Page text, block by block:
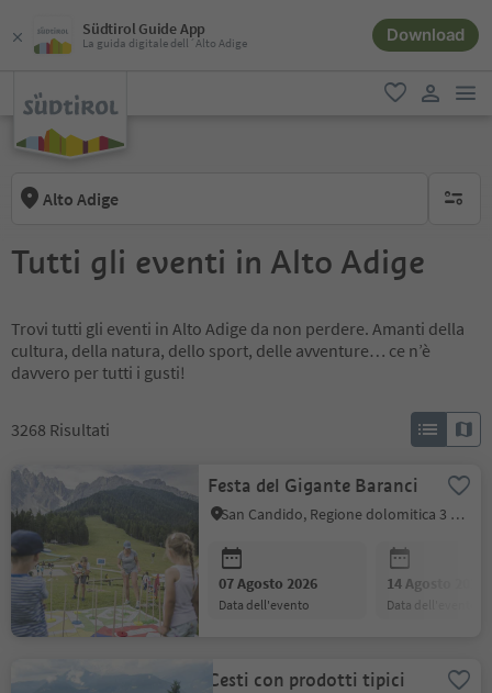
Südtirol Guide App
La guida digitale dell´Alto Adige Download
favoriti
Alto Adige
Tutti gli eventi in Alto Adige
Trovi tutti gli eventi in Alto Adige da non perdere. Amanti della
cultura, della natura, dello sport, delle avventure… ce n’è
davvero per tutti i gusti!
3268 Risultati
Festa del Gigante Baranci
San Candido, Regione dolomitica 3 Cime
07 Agosto 2026
data dell'evento
14 Agosto 2026
data dell'evento
Cesti con prodotti tipici